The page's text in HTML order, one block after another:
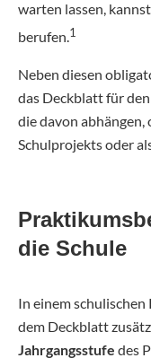
warten lassen,
berufen.1
Neben diesen
das Deckblatt für
die davon abhängen,
Schulprojekts oder
die Schule
In einem
dem Deckblatt
Jahrgangsstufe des